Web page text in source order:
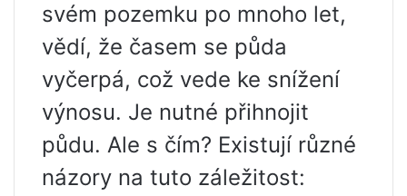
svém pozemku po mnoho let,
vědí, že časem se půda
vyčerpá, což vede ke snížení
výnosu. Je nutné přihnojit
půdu. Ale s čím? Existují různé
názory na tuto záležitost: